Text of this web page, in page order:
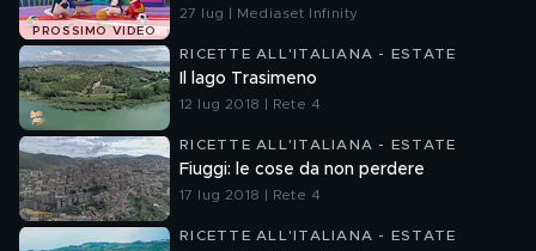
PROSSIMO VIDEO
27 lug | Mediaset Infinity
RICETTE ALL'ITALIANA - ESTATE
Il lago Trasimeno
12 lug 2018 | Rete 4
RICETTE ALL'ITALIANA - ESTATE
Fiuggi: le cose da non perdere
17 lug 2018 | Rete 4
RICETTE ALL'ITALIANA - ESTATE